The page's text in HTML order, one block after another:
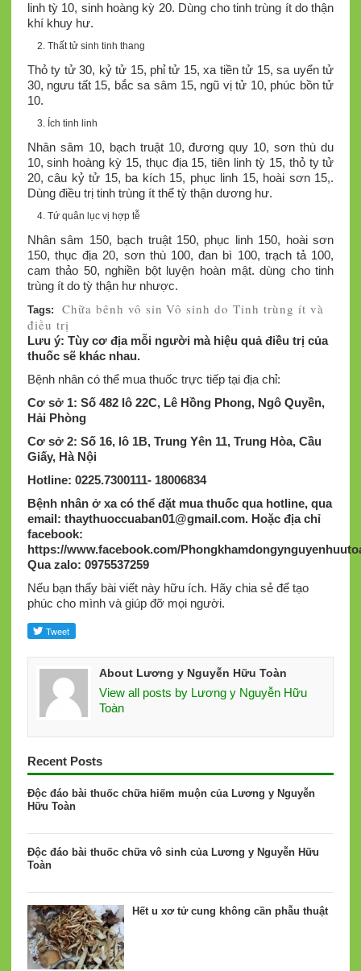
linh tỳ 10, sinh hoàng kỳ 20. Dùng cho tinh trùng ít do thận
khí khuy hư.
Thất tử sinh tinh thang
Thỏ ty tử 30, kỷ tử 15, phỉ tử 15, xa tiền tử 15, sa uyển tử
30, ngưu tất 15, bắc sa sâm 15, ngũ vị tử 10, phúc bồn tử
10.
Ích tinh linh
Nhân sâm 10, bạch truật 10, đương quy 10, sơn thù du
10, sinh hoàng kỳ 15, thục địa 15, tiên linh tỳ 15, thỏ ty tử
20, câu kỷ tử 15, ba kích 15, phục linh 15, hoài sơn 15,.
Dùng điều trị tinh trùng ít thể tỳ thận dương hư.
Tứ quân lục vị hợp tễ
Nhân sâm 150, bạch truật 150, phục linh 150, hoài sơn
150, thục địa 20, sơn thù 100, đan bì 100, trạch tả 100,
cam thảo 50, nghiền bột luyện hoàn mật. dùng cho tinh
trùng ít do tỳ thận hư nhược.
Tags: Chữa bênh vô sin Vô sinh do Tinh trùng ít và
điều trị
Lưu ý: Tùy cơ địa mỗi người mà hiệu quả điều trị của
thuốc sẽ khác nhau.
Bệnh nhân có thể mua thuốc trực tiếp tại địa chỉ:
Cơ sở 1: Số 482 lô 22C, Lê Hồng Phong, Ngô Quyền,
Hải Phòng
Cơ sở 2: Số 16, lô 1B, Trung Yên 11, Trung Hòa, Cầu
Giấy, Hà Nội
Hotline: 0225.7300111- 18006834
Bệnh nhân ở xa có thể đặt mua thuốc qua hotline, qua
email: thaythuoccuaban01@gmail.com. Hoặc địa chỉ
facebook:
https://www.facebook.com/
Qua zalo: 0975537259
Nếu bạn thấy bài viết này hữu ích. Hãy chia sẻ để tạo
phúc cho mình và giúp đỡ mọi người.
About Lương y Nguyễn Hữu Toàn
View all posts by Lương y Nguyễn Hữu
Toàn
Recent Posts
Độc đáo bài thuốc chữa hiếm muộn của Lương y Nguyễn
Hữu Toàn
Độc đáo bài thuốc chữa vô sinh của Lương y Nguyễn Hữu
Toàn
Hết u xơ tử cung không cần phẫu thuật